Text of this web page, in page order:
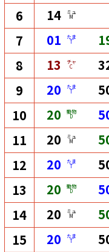
6 14 ミュ
M
7 01 たま
T
8 13 チャ
C
9 20 たま
T
10 20 動物
D
11 20 ミュ
M
12 20 たま
T
13 20 動物
D
14 20 ミュ
M
15 20 たま
T